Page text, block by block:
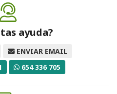
ayuda?
ENVIAR EMAIL
654 336 705